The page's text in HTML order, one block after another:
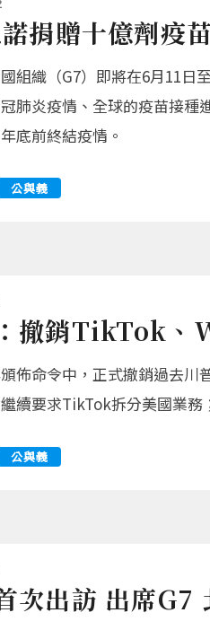
捐贈十億劑疫
組織（G7）即將在6月11日
肺炎疫情、全球的疫苗接種
底前終結疫情。
公與義
撤銷TikTok、
佈命令中，正式撤銷過去
續要求TikTok拆分美國業務
公與義
次出訪 出席G7